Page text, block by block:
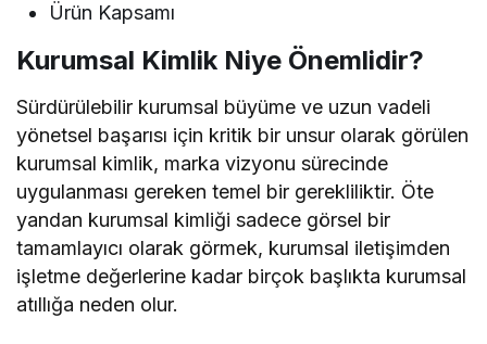
Ürün Kapsamı
Kurumsal Kimlik Niye Önemlidir?
Sürdürülebilir kurumsal büyüme ve uzun vadeli
yönetsel başarısı için kritik bir unsur olarak görülen
kurumsal kimlik, marka vizyonu sürecinde
uygulanması gereken temel bir gerekliliktir. Öte
yandan kurumsal kimliği sadece görsel bir
tamamlayıcı olarak görmek, kurumsal iletişimden
işletme değerlerine kadar birçok başlıkta kurumsal
atıllığa neden olur.